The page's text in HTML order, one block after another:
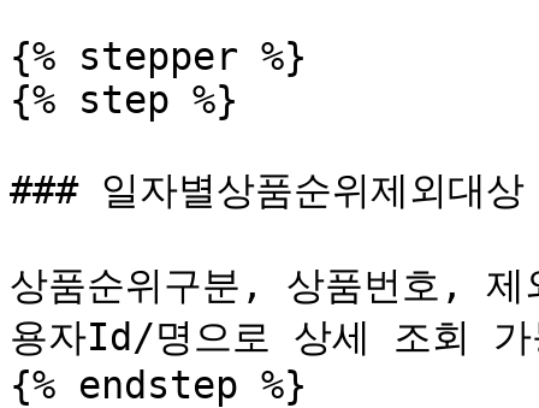
{% stepper %}
{% step %}
### 일자별상품순위제외대
상품순위구분, 상품번호,
용자Id/명으로 상세 조회 가
{% endstep %}